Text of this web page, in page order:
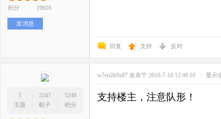
积分 19816
发消息
回复 支持 反对
3
主题
5247
帖子
5248
积分
w7eu2k9x87 发表于 2019-7-18 12:49:10 | 显示
支持楼主，注意队形！